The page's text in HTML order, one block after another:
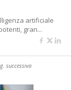
artificiale
gran...
successiva